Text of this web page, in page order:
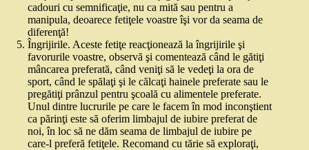
cadouri cu semnificaţie, nu ca mită sau pentru a
manipula, deoarece fetiţele voastre îşi vor da seama de
diferenţă!
Îngrijirile. Aceste fetiţe reacţionează la îngrijirile şi
favorurile voastre, observă şi comentează când le gătiţi
mâncarea preferată, când veniţi să le vedeţi la ora de
sport, când le spălaţi şi le călcaţi hainele preferate sau le
pregătiţi prânzul pentru şcoală cu alimentele preferate.
Unul dintre lucrurile pe care le facem în mod inconştient
ca părinţi este să oferim limbajul de iubire preferat de
noi, în loc să ne dăm seama de limbajul de iubire pe
care‑l preferă fetiţele. Recomand cu tărie să exploraţi,